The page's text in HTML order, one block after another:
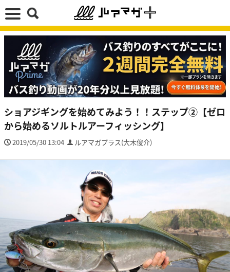
ショアジギングを始めてみよう！！ステップ②【ゼロ
から始めるソルトルアーフィッシング】
2019/05/30 13:04 ルアマガプラス(大木俊介)